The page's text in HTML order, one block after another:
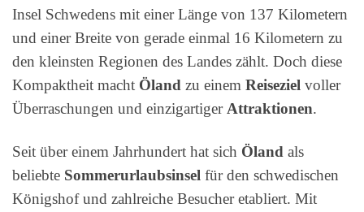
Insel Schwedens mit einer Länge von 137 Kilometern
und einer Breite von gerade einmal 16 Kilometern zu
den kleinsten Regionen des Landes zählt. Doch diese
Kompaktheit macht Öland zu einem Reiseziel voller
Überraschungen und einzigartiger Attraktionen.
Seit über einem Jahrhundert hat sich Öland als
beliebte Sommerurlaubsinsel für den schwedischen
Königshof und zahlreiche Besucher etabliert. Mit